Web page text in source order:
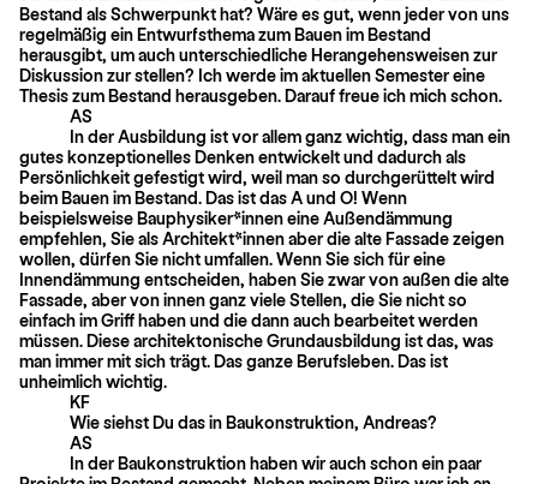
Bestand als Schwerpunkt hat? Wäre es gut, wenn jeder von uns
regelmäßig ein Entwurfsthema zum Bauen im Bestand
herausgibt, um auch unterschiedliche Herangehensweisen zur
Diskussion zur stellen? Ich werde im aktuellen Semester eine
Thesis zum Bestand herausgeben. Darauf freue ich mich schon.
AS
In der Ausbildung ist vor allem ganz wichtig, dass man ein
gutes konzeptionelles Denken entwickelt und dadurch als
Persönlichkeit gefestigt wird, weil man so durchgerüttelt wird
beim Bauen im Bestand. Das ist das A und O! Wenn
beispielsweise Bauphysiker*innen eine Außendämmung
empfehlen, Sie als Architekt*innen aber die alte Fassade zeigen
wollen, dürfen Sie nicht umfallen. Wenn Sie sich für eine
Innendämmung entscheiden, haben Sie zwar von außen die alte
Fassade, aber von innen ganz viele Stellen, die Sie nicht so
einfach im Griff haben und die dann auch bearbeitet werden
müssen. Diese architektonische Grundausbildung ist das, was
man immer mit sich trägt. Das ganze Berufsleben. Das ist
unheimlich wichtig.
KF
Wie siehst Du das in Baukonstruktion, Andreas?
AS
In der Baukonstruktion haben wir auch schon ein paar